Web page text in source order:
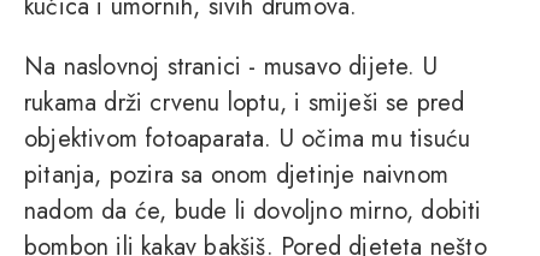
Na naslovnoj stranici - musavo dijete. U
rukama drži crvenu loptu, i smiješi se pred
objektivom fotoaparata. U očima mu tisuću
pitanja, pozira sa onom djetinje naivnom
nadom da će, bude li dovoljno mirno, dobiti
bombon ili kakav bakšiš. Pored djeteta nešto